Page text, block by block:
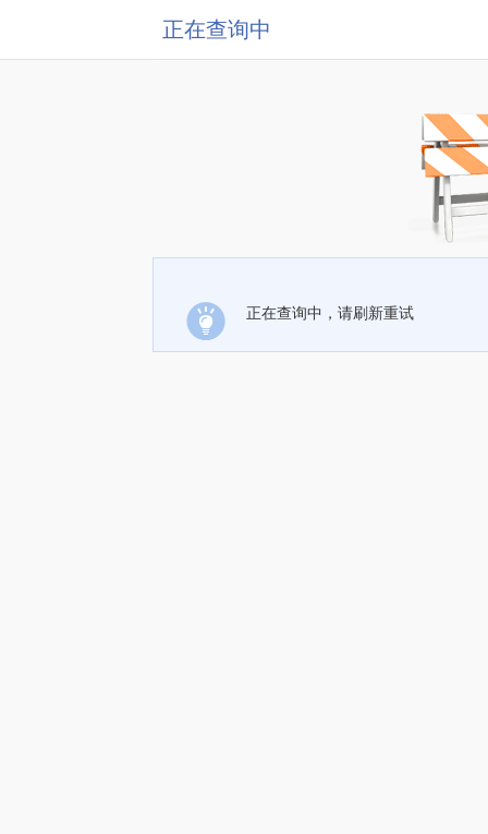
正在查询中
正在查询中，请刷新重试